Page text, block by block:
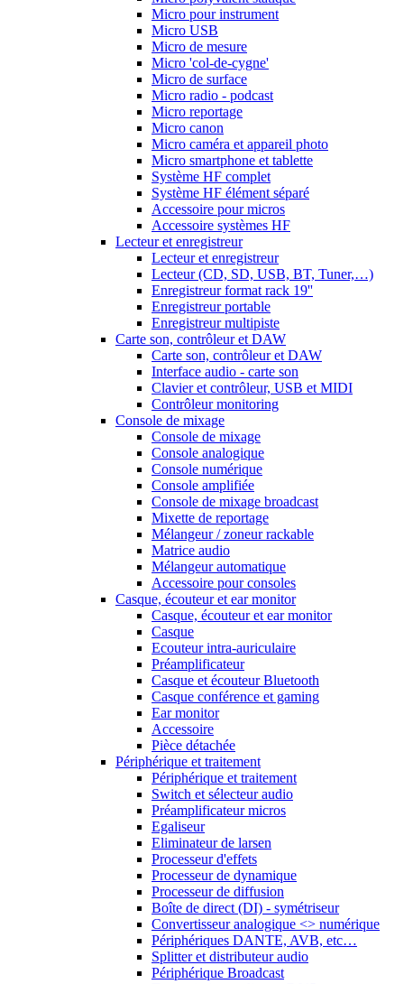
Micro pour instrument
Micro USB
Micro de mesure
Micro 'col-de-cygne'
Micro de surface
Micro radio - podcast
Micro reportage
Micro canon
Micro caméra et appareil photo
Micro smartphone et tablette
Système HF complet
Système HF élément séparé
Accessoire pour micros
Accessoire systèmes HF
Lecteur et enregistreur
Lecteur et enregistreur
Lecteur (CD, SD, USB, BT, Tuner,…)
Enregistreur format rack 19''
Enregistreur portable
Enregistreur multipiste
Carte son, contrôleur et DAW
Carte son, contrôleur et DAW
Interface audio - carte son
Clavier et contrôleur, USB et MIDI
Contrôleur monitoring
Console de mixage
Console de mixage
Console analogique
Console numérique
Console amplifiée
Console de mixage broadcast
Mixette de reportage
Mélangeur / zoneur rackable
Matrice audio
Mélangeur automatique
Accessoire pour consoles
Casque, écouteur et ear monitor
Casque, écouteur et ear monitor
Casque
Ecouteur intra-auriculaire
Préamplificateur
Casque et écouteur Bluetooth
Casque conférence et gaming
Ear monitor
Accessoire
Pièce détachée
Périphérique et traitement
Périphérique et traitement
Switch et sélecteur audio
Préamplificateur micros
Egaliseur
Eliminateur de larsen
Processeur d'effets
Processeur de dynamique
Processeur de diffusion
Boîte de direct (DI) - symétriseur
Convertisseur analogique <> numérique
Périphériques DANTE, AVB, etc…
Splitter et distributeur audio
Périphérique Broadcast